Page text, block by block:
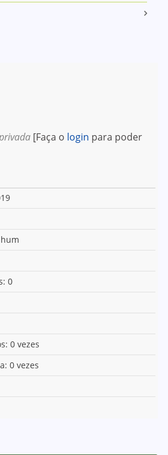
[Faça o login para poder
0
0 vezes
0 vezes